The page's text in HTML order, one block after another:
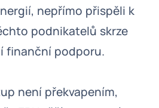
nepřímo přispěli k
podnikatelů skrze
finanční podporu.
není překvapením,